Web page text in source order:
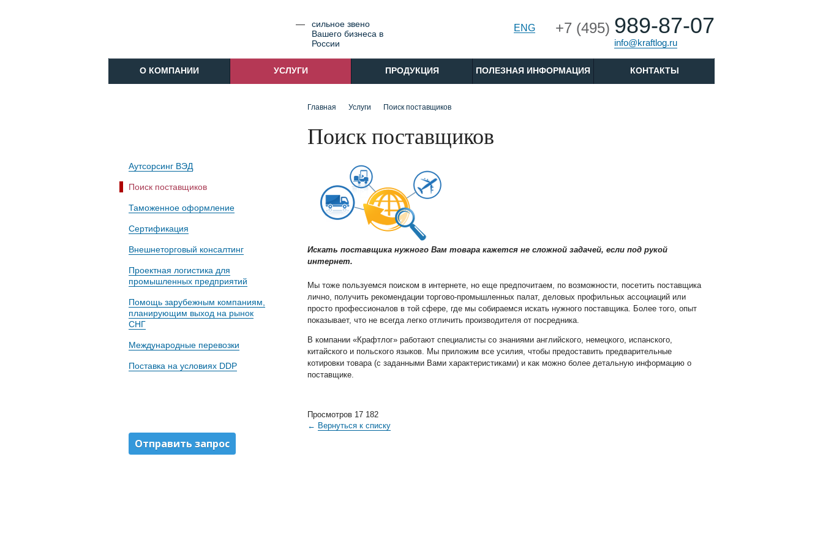
cильное звено
Вашего бизнеса в
России
+7 (495) 989-87-07
info@kraftlog.ru
ENG
O КОМПАНИИ УСЛУГИ ПРОДУКЦИЯ ПОЛЕЗНАЯ ИНФОРМАЦИЯ КОНТАКТЫ
Аутсорсинг ВЭД
Поиск поставщиков
Таможенное оформление
Сертификация
Внешнеторговый консалтинг
Проектная логистика для
промышленных предприятий
Помощь зарубежным компаниям,
планирующим выход на рынок
СНГ
Международные перевозки
Поставка на условиях DDP
Отправить запрос
Главная Услуги Поиск поставщиков
Поиск поставщиков
Искать поставщика нужного Вам товара кажется не сложной задачей, если под рукой
интернет.
Мы тоже пользуемся поиском в интернете, но еще предпочитаем, по возможности, посетить поставщика
лично, получить рекомендации торгово-промышленных палат, деловых профильных ассоциаций или
просто профессионалов в той сфере, где мы собираемся искать нужного поставщика. Более того, опыт
показывает, что не всегда легко отличить производителя от посредника.
В компании «Крафтлог» работают специалисты со знаниями английского, немецкого, испанского,
китайского и польского языков. Мы приложим все усилия, чтобы предоставить предварительные
котировки товара (с заданными Вами характеристиками) и как можно более детальную информацию о
поставщике.
Просмотров 17 182
← Вернуться к списку